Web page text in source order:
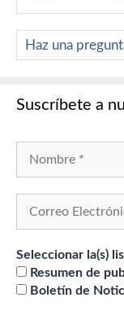
Haz una
Suscríbete a
Seleccionar la(s)
Resumen de
Boletín de